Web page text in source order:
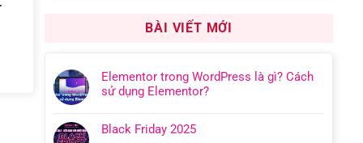
BÀI VIẾT MỚI
Elementor trong WordPress là gì? Cách
sử dụng Elementor?
Black Friday 2025